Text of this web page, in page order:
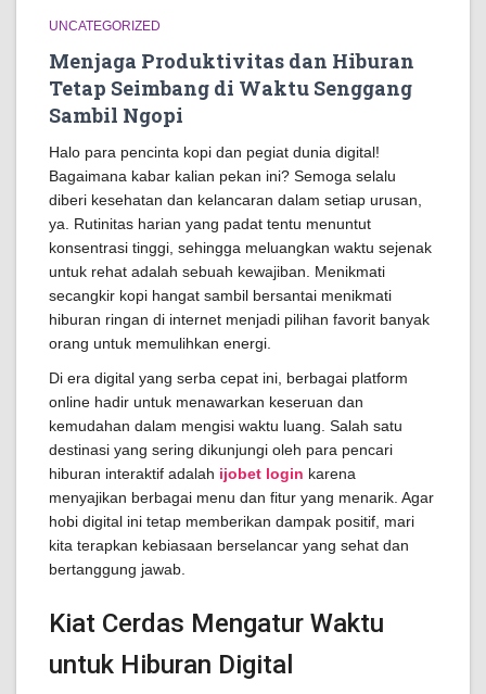
UNCATEGORIZED
Menjaga Produktivitas dan Hiburan
Tetap Seimbang di Waktu Senggang
Sambil Ngopi
Halo para pencinta kopi dan pegiat dunia digital!
Bagaimana kabar kalian pekan ini? Semoga selalu
diberi kesehatan dan kelancaran dalam setiap urusan,
ya. Rutinitas harian yang padat tentu menuntut
konsentrasi tinggi, sehingga meluangkan waktu sejenak
untuk rehat adalah sebuah kewajiban. Menikmati
secangkir kopi hangat sambil bersantai menikmati
hiburan ringan di internet menjadi pilihan favorit banyak
orang untuk memulihkan energi.
Di era digital yang serba cepat ini, berbagai platform
online hadir untuk menawarkan keseruan dan
kemudahan dalam mengisi waktu luang. Salah satu
destinasi yang sering dikunjungi oleh para pencari
hiburan interaktif adalah ijobet login karena
menyajikan berbagai menu dan fitur yang menarik. Agar
hobi digital ini tetap memberikan dampak positif, mari
kita terapkan kebiasaan berselancar yang sehat dan
bertanggung jawab.
Kiat Cerdas Mengatur Waktu
untuk Hiburan Digital